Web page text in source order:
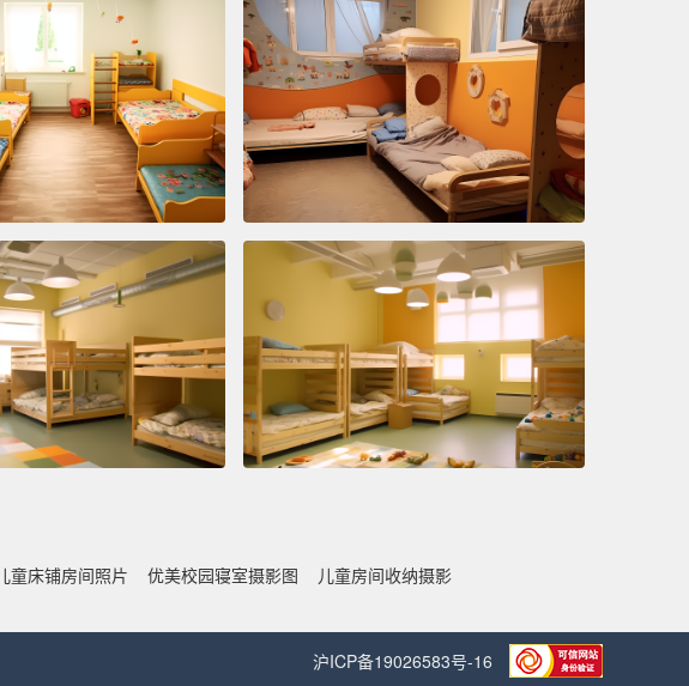
童床铺房间照片 优美校园寝室摄影图
儿童房间收纳摄影
沪ICP备19026583号-16